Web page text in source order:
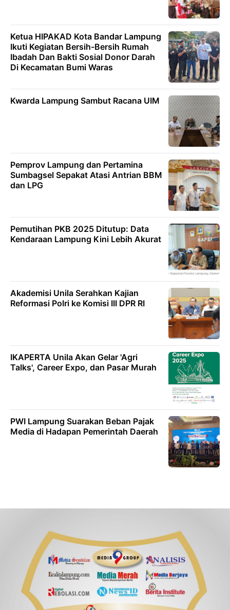
Ketua HIPAKAD Kota Bandar Lampung
Ikuti Kegiatan Bersih-Bersih Rumah
Ibadah Dan Bakti Sosial Donor Darah
Di Kecamatan Bumi Waras
Kwarda Lampung Sambut Racana UIM
Pemprov Lampung dan Pertamina
Sumbagsel Sepakat Atasi Antrian BBM
dan LPG
Pemutihan PKB 2025 Ditutup: Data
Kendaraan Lampung Kini Lebih Akurat
Akademisi Unila Serahkan Kajian
Reformasi Polri ke Komisi III DPR RI
IKAPERTA Unila Akan Gelar 'Agri
Talks', Career Expo, dan Pasar Murah
PWI Lampung Suarakan Beban Pajak
Media di Hadapan Pemerintah Daerah